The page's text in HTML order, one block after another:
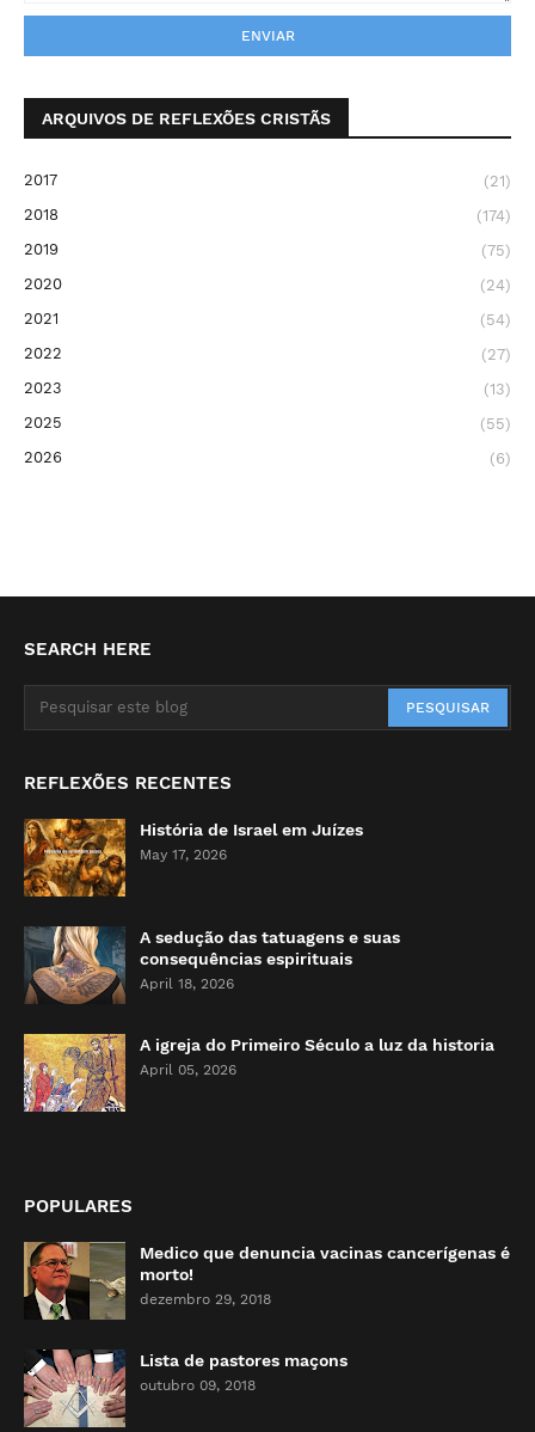
ARQUIVOS DE REFLEXÕES CRISTÃS
2017
(21)
2018
(174)
2019
(75)
2020
(24)
2021
(54)
2022
(27)
2023
(13)
2025
(55)
2026
(6)
SEARCH HERE
REFLEXÕES RECENTES
História de Israel em Juízes
May 17, 2026
A sedução das tatuagens e suas
consequências espirituais
April 18, 2026
A igreja do Primeiro Século a luz da historia
April 05, 2026
POPULARES
Medico que denuncia vacinas cancerígenas é
morto!
dezembro 29, 2018
Lista de pastores maçons
outubro 09, 2018